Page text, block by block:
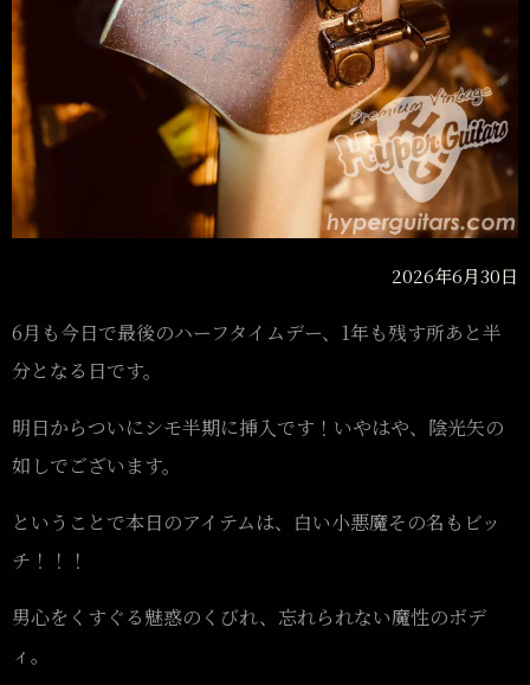
2026年6月30日
6月も今日で最後のハーフタイムデー、1年も残す所あと半
分となる日です。
明日からついにシモ半期に挿入です！いやはや、陰光矢の
如しでございます。
ということで本日のアイテムは、白い小悪魔その名もビッ
チ！！！
男心をくすぐる魅惑のくびれ、忘れられない魔性のボデ
ィ。